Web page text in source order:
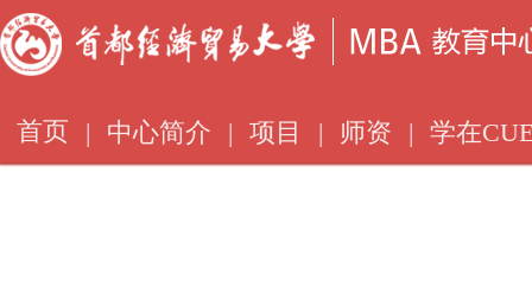
首页 | 中心简介 | 项目 | 师资 | 学在